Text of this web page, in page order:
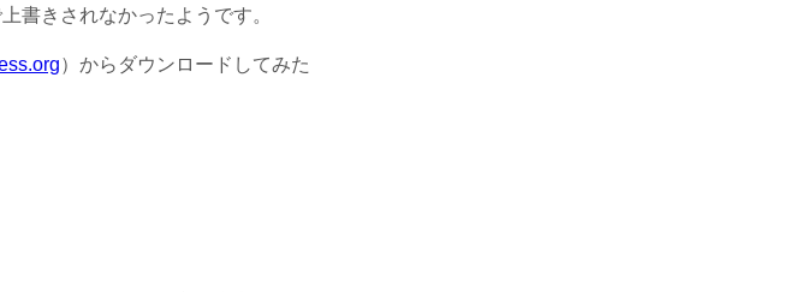
書きされなかったようです。
）からダウンロードしてみた